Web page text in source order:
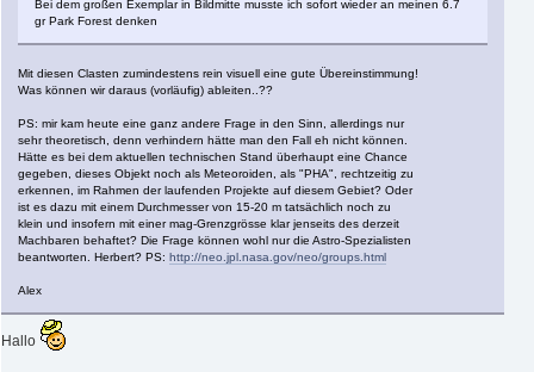
Bei dem großen Exemplar in Bildmitte musste ich sofort wieder an meinen 6.7
gr Park Forest denken
Mit diesen Clasten zumindestens rein visuell eine gute Übereinstimmung!
Was können wir daraus (vorläufig) ableiten..??
PS: mir kam heute eine ganz andere Frage in den Sinn, allerdings nur
sehr theoretisch, denn verhindern hätte man den Fall eh nicht können.
Hätte es bei dem aktuellen technischen Stand überhaupt eine Chance
gegeben, dieses Objekt noch als Meteoroiden, als "PHA", rechtzeitig zu
erkennen, im Rahmen der laufenden Projekte auf diesem Gebiet? Oder
ist es dazu mit einem Durchmesser von 15-20 m tatsächlich noch zu
klein und insofern mit einer mag-Grenzgrösse klar jenseits des derzeit
Machbaren behaftet? Die Frage können wohl nur die Astro-Spezialisten
beantworten. Herbert? PS: http://neo.jpl.nasa.gov/neo/groups.html
Alex
Hallo